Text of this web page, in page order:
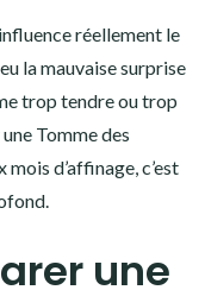
réellement le
la mauvaise surprise
trop tendre ou trop
Tomme des
d’affinage, c’est
une